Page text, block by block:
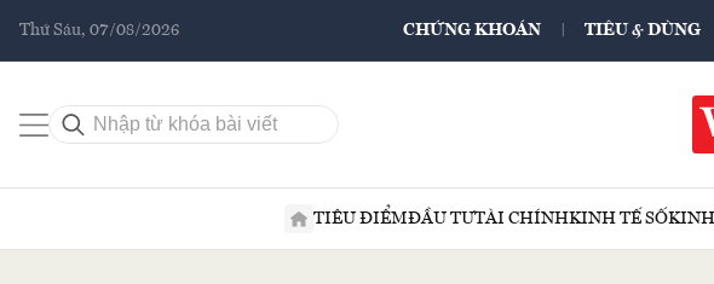
Thứ Sáu, 07/08/2026 CHỨNG KHOÁN TIÊU & DÙNG
TIÊU ĐIỂMĐẦU TƯTÀI CHÍNHKINH TẾ SỐ